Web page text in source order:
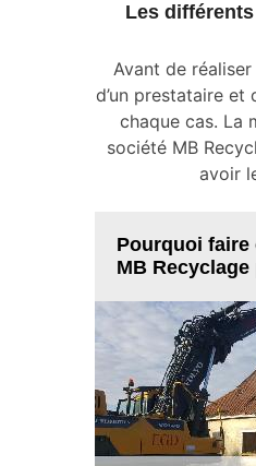
Les
Avant de
d’un prestataire
chaque cas. La
société MB
avoir
Pourquoi faire
MB